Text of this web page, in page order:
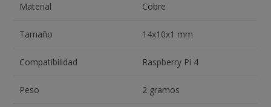
Material Cobre
Tamaño 14x10x1 mm
Compatibilidad Raspberry Pi 4
Peso 2 gramos